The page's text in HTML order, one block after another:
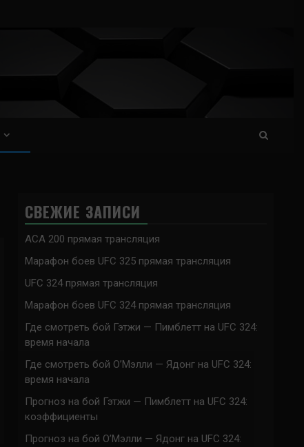
СВЕЖИЕ ЗАПИСИ
ACA 200 прямая трансляция
Марафон боев UFC 325 прямая трансляция
UFC 324 прямая трансляция
Марафон боев UFC 324 прямая трансляция
Где смотреть бой Гэтжи — Пимблетт на UFC 324:
время начала
Где смотреть бой О’Мэлли — Ядонг на UFC 324:
время начала
Прогноз на бой Гэтжи — Пимблетт на UFC 324:
коэффициенты
Прогноз на бой О’Мэлли — Ядонг на UFC 324: